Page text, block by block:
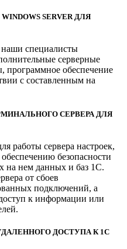
SERVER ДЛЯ
наши специалисты
серверные
программное обеспечение
с составленным на
СЕРВЕРА ДЛЯ
работы сервера настроек,
безопасности
на нем данных и баз 1С.
от сбоев
подключений, а
к информации или
ДОСТУПА К 1С